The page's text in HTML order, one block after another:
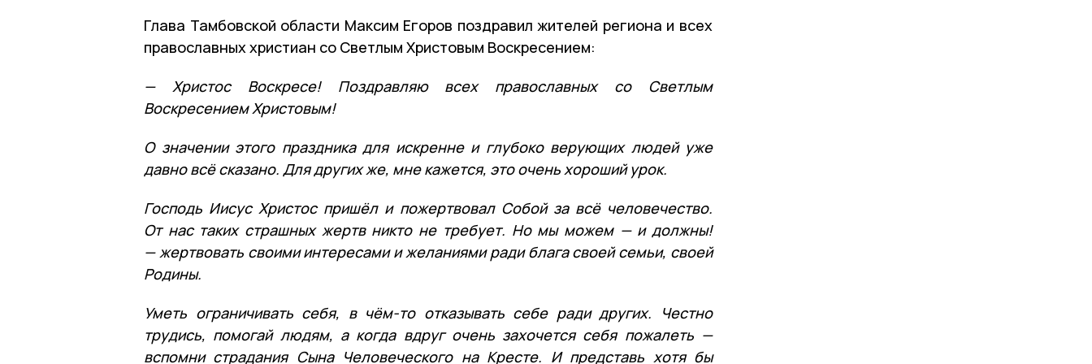
Глава Тамбовской области Максим Егоров поздравил жителей региона и всех
православных христиан со Светлым Христовым Воскресением:
— Христос Воскресе! Поздравляю всех православных со Светлым
Воскресением Христовым!
О значении этого праздника для искренне и глубоко верующих людей уже
давно всё сказано. Для других же, мне кажется, это очень хороший урок.
Господь Иисус Христос пришёл и пожертвовал Собой за всё человечество.
От нас таких страшных жертв никто не требует. Но мы можем — и должны!
— жертвовать своими интересами и желаниями ради блага своей семьи, своей
Родины.
Уметь ограничивать себя, в чём-то отказывать себе ради других. Честно
трудись, помогай людям, а когда вдруг очень захочется себя пожалеть —
вспомни страдания Сына Человеческого на Кресте. И представь хотя бы